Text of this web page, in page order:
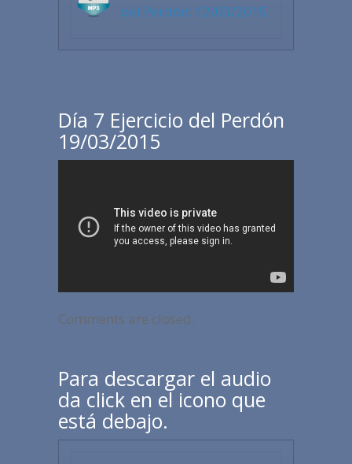
del Perdón: 12/03/2015
Día 7 Ejercicio del Perdón
19/03/2015
Comments are closed.
Para descargar el audio
da click en el icono que
está debajo.